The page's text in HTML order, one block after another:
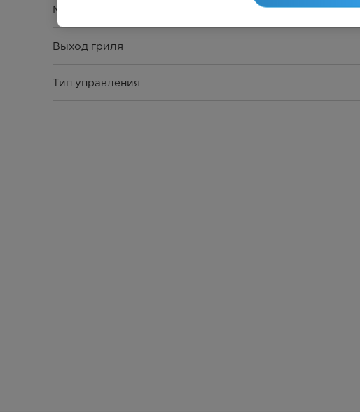
Мощность микроволновой печи
Выход гриля
Тип управления